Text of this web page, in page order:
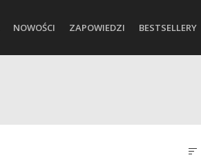
NOWOŚCI ZAPOWIEDZI BESTSELLERY